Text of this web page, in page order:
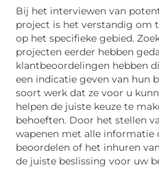
Bij het interviewen van
project is het verstandig om
op het specifieke gebied.
projecten eerder hebben
klantbeoordelingen hebben
een indicatie geven van hun
soort werk dat ze voor u
helpen de juiste keuze te
behoeften. Door het stellen
wapenen met alle informatie
beoordelen of het inhuren
de juiste beslissing voor uw